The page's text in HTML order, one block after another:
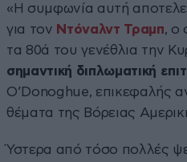
«Η συμφωνία αυτή
για τον Ντόναλντ Τραμπ, ο
τα 80ά του γενέθλια την
σημαντική διπλωματική
O’Donoghue, επικεφαλής
θέματα της Βόρειας
Ύστερα από τόσο πολλές